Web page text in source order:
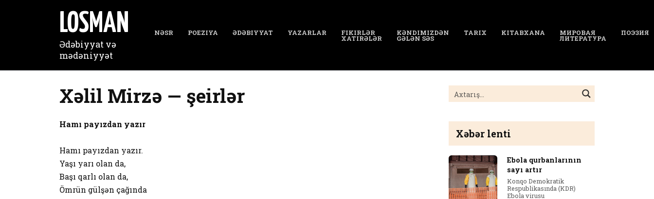
LOSMAN
Ədəbiyyat və
mədəniyyət
NƏSR POEZIYA ƏDƏBIYYAT YAZARLAR FIKIRLƏR
XATIRƏLƏR
KƏNDIMIZDƏN
GƏLƏN SƏS
TARIX KITABXANA МИРОВАЯ
ЛИТЕРАТУРА
ПОЭЗИЯ
Xəlil Mirzə — şeirlər
Hamı payızdan yazır
Hamı payızdan yazır.
Yaşı yarı olan da,
Başı qarlı olan da,
Ömrün gülşən çağında
Xəbər lenti
Ebola qurbanlarının
sayı artır
Konqo Demokratik
Respublikasında (KDR)
Ebola virusu